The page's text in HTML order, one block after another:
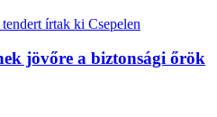
jövőre a biztonsági őrök